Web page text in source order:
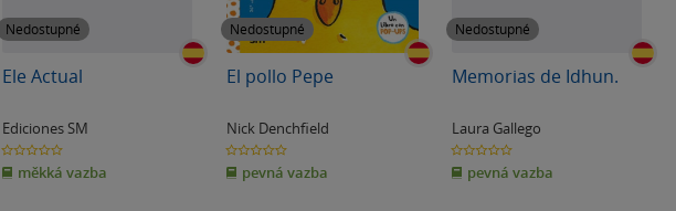
Nedostupné
Ele Actual
Ediciones SM
0.0
z
5
hvězdiček
měkká vazba
Nedostupné
El pollo Pepe
Nick Denchfield
0.0
z
5
hvězdiček
pevná vazba
Nedostupné
Memorias de Idhun.
Laura Gallego
0.0
z
5
hvězdiček
pevná vazba